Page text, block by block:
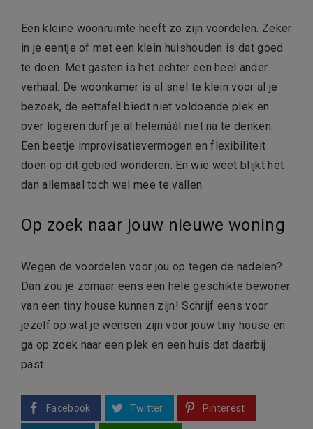
Een kleine woonruimte heeft zo zijn voordelen. Zeker
in je eentje of met een klein huishouden is dat goed
te doen. Met gasten is het echter een heel ander
verhaal. De woonkamer is al snel te klein voor al je
bezoek, de eettafel biedt niet voldoende plek en
over logeren durf je al helemáál niet na te denken.
Een beetje improvisatievermogen en flexibiliteit
doen op dit gebied wonderen. En wie weet blijkt het
dan allemaal toch wel mee te vallen.
Op zoek naar jouw nieuwe woning
Wegen de voordelen voor jou op tegen de nadelen?
Dan zou je zomaar eens een hele geschikte bewoner
van een tiny house kunnen zijn! Schrijf eens voor
jezelf op wat je wensen zijn voor jouw tiny house en
ga op zoek naar een plek en een huis dat daarbij
past.
Facebook Twitter Pinterest